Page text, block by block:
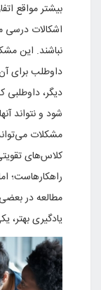
بیشتر مواقع
اشکالات درسی
نباشند. این
داوطلب برای
دیگر،
شود و نتواند
مشکلات
کلاس‌های
راهکارهاست؛
مطالعه در
یادگیری بهتر،